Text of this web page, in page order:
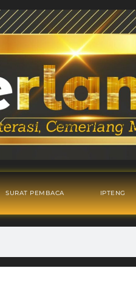
SURAT PEMBACA IPTENG